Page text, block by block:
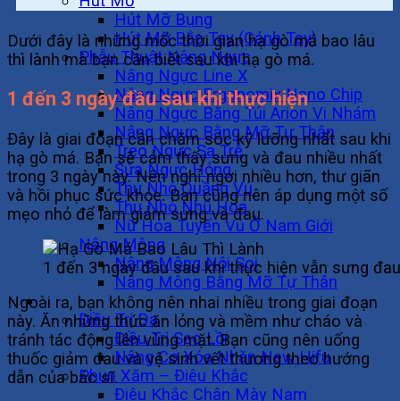
Hút Mỡ Bụng
Hút Mỡ Bắp Tay (Cánh Tay)
Phẫu Thuật Nâng Ngực
Nâng Ngực Line X
Nâng Ngực Ergonomix Nano Chip
Nâng Ngực Bằng Túi Arion Vi Nhám
Nâng Ngực Bằng Mỡ Tự Thân
Treo Ngực Sa Trễ
Sửa Ngực Hỏng
Thu Nhỏ Quầng Vú
Thu Nhỏ Nhũ Hoa
Nữ Hóa Tuyến Vú Ở Nam Giới
Nâng Mông
Nâng Mông Nội Soi
Nâng Mông Bằng Mỡ Tự Thân
Không Phẫu Thuật
Điều Trị Da
Điều Trị Sẹo Lồi
Nâng Cơ Xóa Nhăn New Hifu
Phun Xăm – Điêu Khắc
Điêu Khắc Chân Mày Nam
Dưới đây là những mốc thời gian hạ gò má bao lâu
thì lành mà bạn cần biết sau khi hạ gò má.
1 đến 3 ngày đầu sau khi thực hiện
Đây là giai đoạn cần chăm sóc kỹ lưỡng nhất sau khi
hạ gò má. Bạn sẽ cảm thấy sưng và đau nhiều nhất
trong 3 ngày này. Nên nghỉ ngơi nhiều hơn, thư giãn
và hồi phục sức khỏe. Bạn cũng nên áp dụng một số
mẹo nhỏ để làm giảm sưng và đau.
1 đến 3 ngày đầu sau khi thực hiện vẫn sưng đau
Ngoài ra, bạn không nên nhai nhiều trong giai đoạn
này. Ăn những thức ăn lỏng và mềm như cháo và
tránh tác động lên vùng mặt. Bạn cũng nên uống
thuốc giảm đau và vệ sinh vết thương theo hướng
dẫn của bác sĩ.